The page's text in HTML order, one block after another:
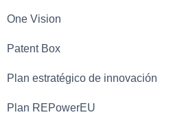
One Vision
Patent Box
Plan estratégico de innovación
Plan REPowerEU